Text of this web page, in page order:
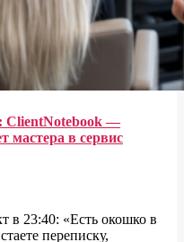
ClientNotebook —
мастера в сервис
в 23:40: «Есть окошко в
переписку,